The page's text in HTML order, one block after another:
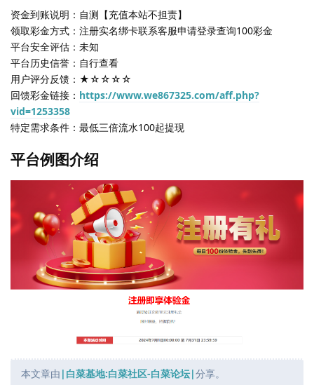
资金到账说明：自测【充值本站不担责】
领取彩金方式：注册实名绑卡联系客服申请登录查询100彩金
平台安全评估：未知
平台历史信誉：自行查看
用户评分反馈：★☆☆☆☆
回馈彩金链接： https://www.we867325.com/aff.php?
vid=1253358
特定需求条件：最低三倍流水100起提现
平台例图介绍
本文章由 |白菜基地:白菜社区-白菜论坛|分享。